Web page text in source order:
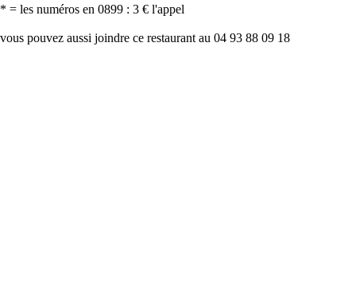
* = les numéros en 0899 : 3 € l'appel
vous pouvez aussi joindre ce restaurant au 04 93 88 09 18